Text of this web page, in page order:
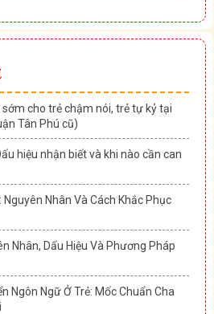
cho trẻ chậm nói, trẻ tự kỷ tại
Tân Phú cũ)
hiệu nhận biết và khi nào cần can
Nguyên Nhân Và Cách Khắc Phục
Nhân, Dấu Hiệu Và Phương Pháp
Ngôn Ngữ Ở Trẻ: Mốc Chuẩn Cha